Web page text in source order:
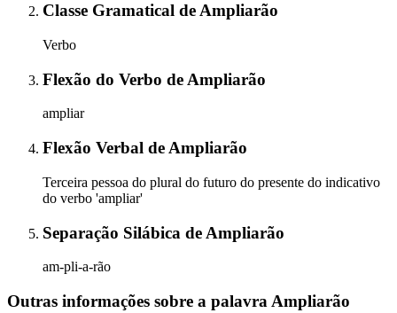
Classe Gramatical deAmpliarão
Verbo
Flexão do Verbo de Ampliarão
ampliar
Flexão Verbal de Ampliarão
Terceira pessoa do plural do futuro do presente do indicativo
do verbo 'ampliar'
Separação Silábica de Ampliarão
am-pli-a-rão
Outras informações sobre a palavra Ampliarão